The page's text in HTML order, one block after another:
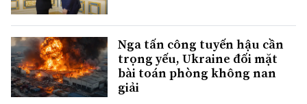
Nga tấn công tuyến hậu cần
trọng yếu, Ukraine đối mặt
bài toán phòng không nan
giải